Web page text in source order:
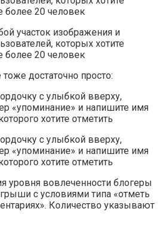
более 20 человек
участок изображения и
которых хотите
более 20 человек
достаточно просто:
с улыбкой вверху,
«упоминание» и напишите имя
хотите отметить
с улыбкой вверху,
«упоминание» и напишите имя
хотите отметить
уровня вовлеченности блогеры
с условиями типа «отметь
Количество указывают